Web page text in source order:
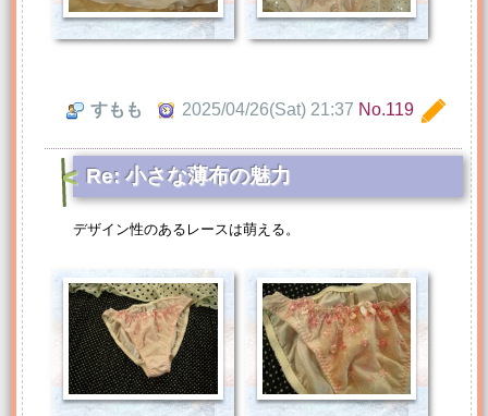
すもも 2025/04/26(Sat) 21:37 No.119
Re: 小さな薄布の魅力
デザイン性のあるレースは萌える。